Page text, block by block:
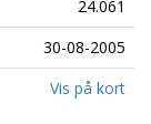
24.061
30-08-2005
Vis på kort